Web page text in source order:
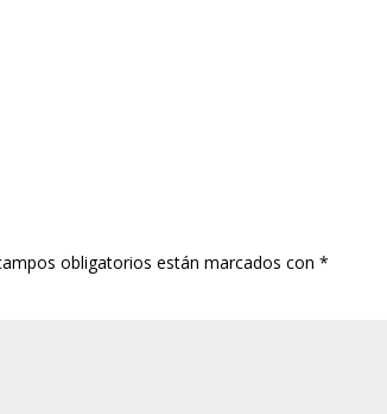
obligatorios están marcados con*